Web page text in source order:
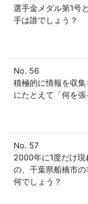
選手金メダル第1号
手は誰でしょう？
No. 56
積極的に情報を収
にたとえて「何を
No. 57
2000年に1度だけ
の、千葉県船橋市
何でしょう？